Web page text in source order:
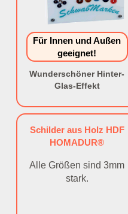
Für Innen und Außen
geeignet!
Wunderschöner Hinter-
Glas-Effekt
Schilder aus Holz HDF
HOMADUR®
Alle Größen sind 3mm
stark.